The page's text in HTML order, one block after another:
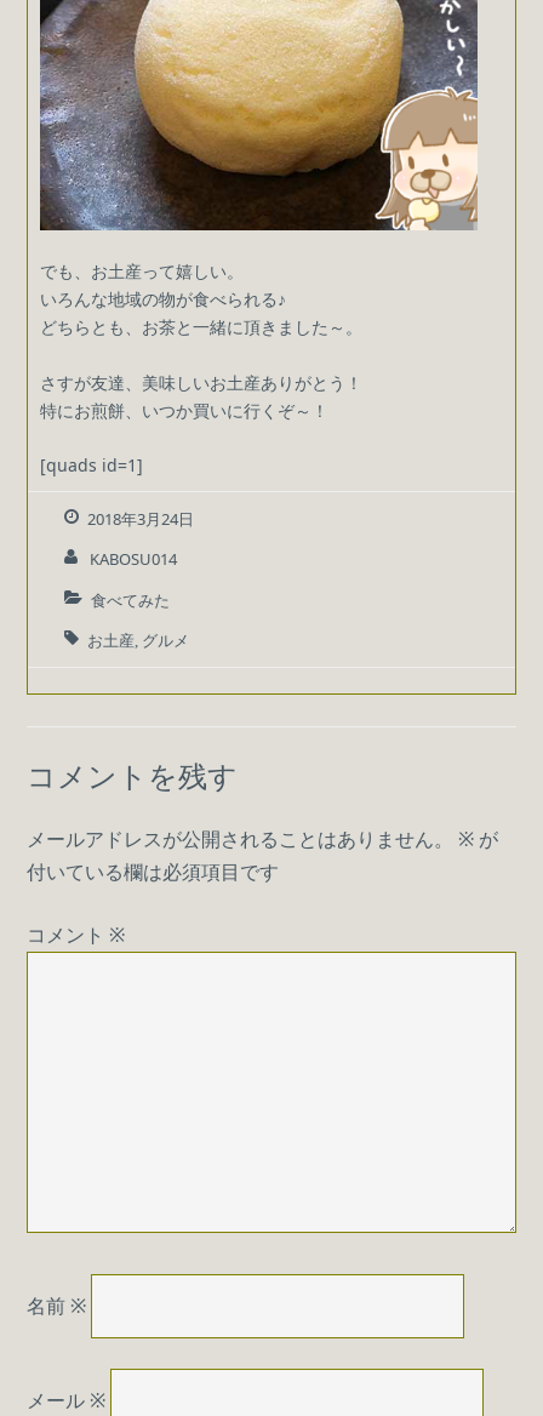
でも、お土産って嬉しい。
いろんな地域の物が食べられる♪
どちらとも、お茶と一緒に頂きました～。
さすが友達、美味しいお土産ありがとう！
特にお煎餅、いつか買いに行くぞ～！
[quads id=1]
2018年3月24日
KABOSU014
食べてみた
お土産 グルメ
コメントを残す
メールアドレスが公開されることはありません。 ※ が
付いている欄は必須項目です
コメント ※
名前 ※
メール ※